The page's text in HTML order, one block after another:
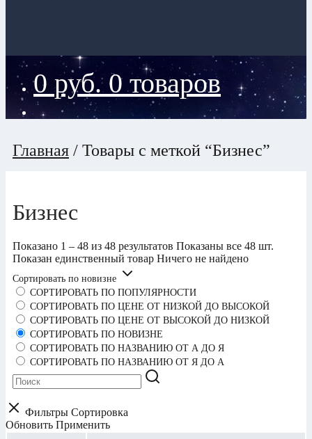
0 руб. 0 товаров
Главная / Товары с меткой “Бизнес”
Бизнес
Показано 1 – 48 из 48 результатов Показаны все 48 шт.
Показан единственный товар Ничего не найдено
Сортировать по новизне
СОРТИРОВАТЬ ПО ПОПУЛЯРНОСТИ
СОРТИРОВАТЬ ПО ЦЕНЕ ОТ НИЗКОЙ ДО ВЫСОКОЙ
СОРТИРОВАТЬ ПО ЦЕНЕ ОТ ВЫСОКОЙ ДО НИЗКОЙ
СОРТИРОВАТЬ ПО НОВИЗНЕ
СОРТИРОВАТЬ ПО НАЗВАНИЮ ОТ А ДО Я
СОРТИРОВАТЬ ПО НАЗВАНИЮ ОТ Я ДО А
Фильтры Сортировка
Обновить Применить